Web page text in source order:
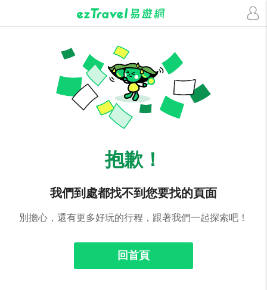
抱歉！
我們到處都找不到您要找的頁面
別擔心，還有更多好玩的行程，跟著我們一起探索吧！
回首頁